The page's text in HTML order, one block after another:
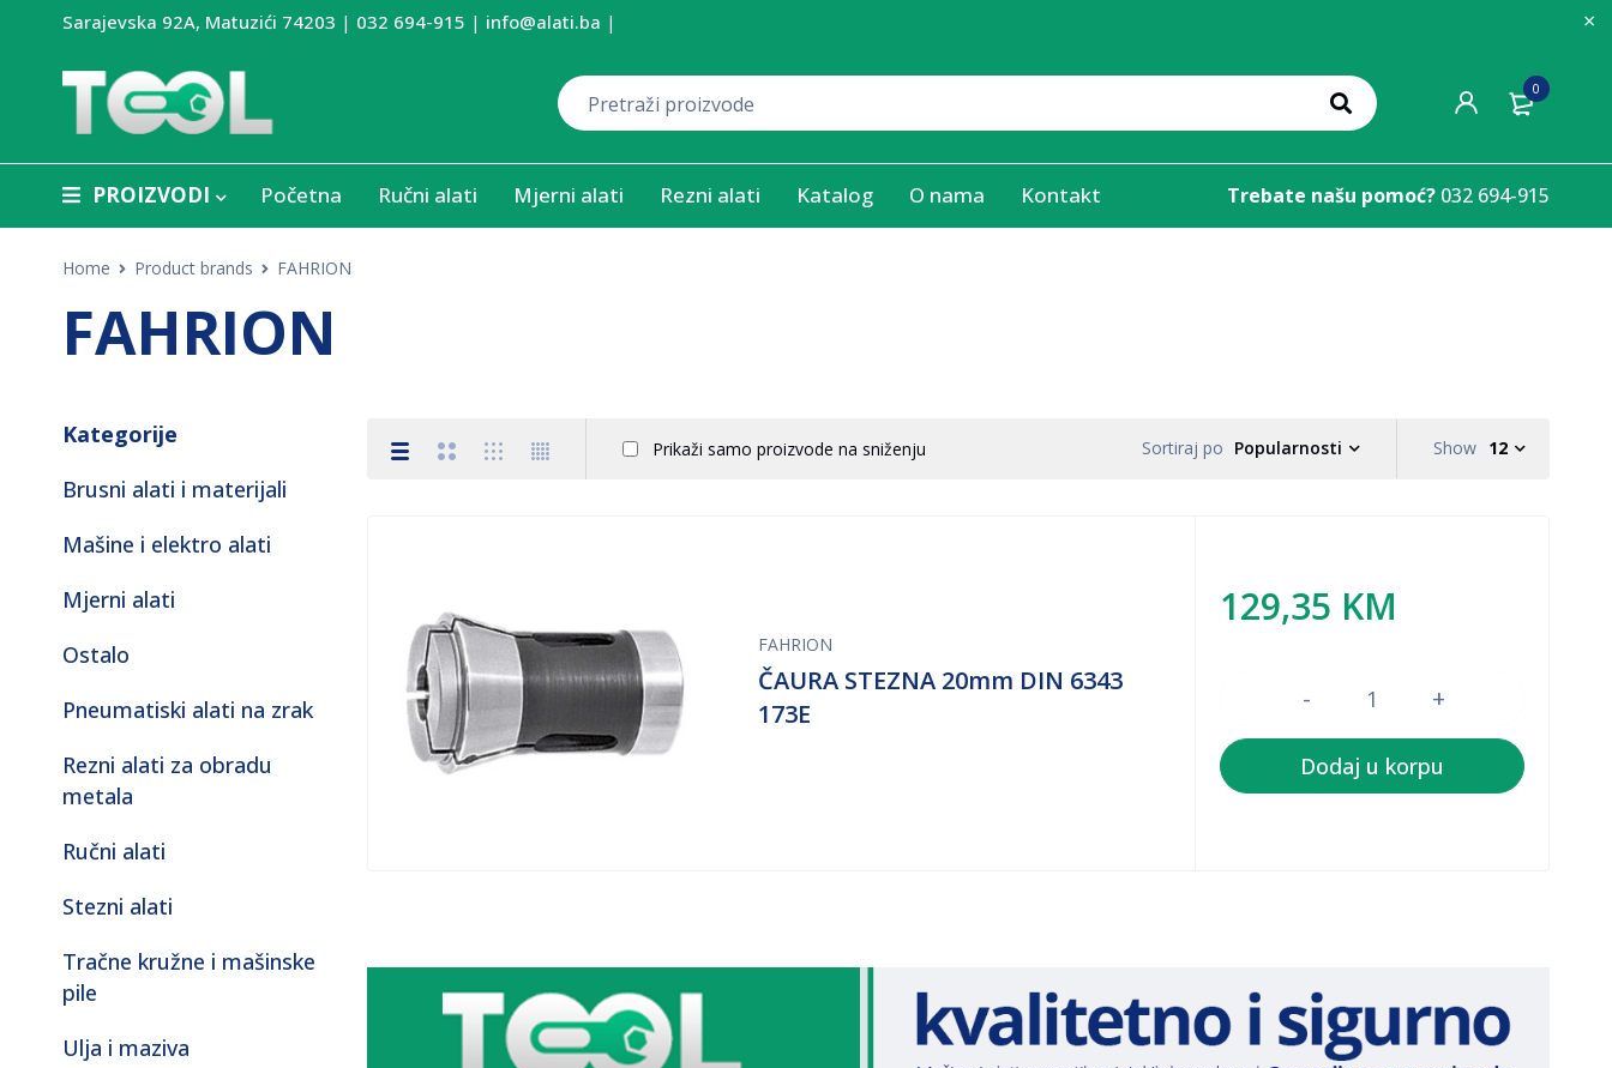
Sarajevska 92A, Matuzići 74203 | 032 694-915 | info@alati.ba |
0
PROIZVODI Početna Ručni alati Mjerni alati Rezni alati Katalog O nama Kontakt Trebate našu pomoć? 032 694-915
Home Product brands FAHRION
FAHRION
Kategorije
Brusni alati i materijali
Mašine i elektro alati
Mjerni alati
Ostalo
Pneumatiski alati na zrak
Rezni alati za obradu
metala
Ručni alati
Stezni alati
Tračne kružne i mašinske
pile
Ulja i maziva
Sortiraj po Popularnosti
Prikaži samo proizvode na sniženju Show 12
FAHRION
ČAURA STEZNA 20mm DIN 6343
173E
129,35 KM
Dodaj u korpu